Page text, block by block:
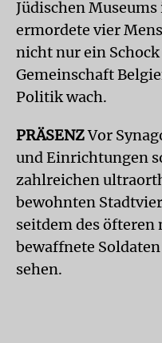
Jüdischen
ermordete vier
nicht nur ein
Gemeinschaft
Politik wach.
PRÄSENZVor
und Einrichtungen
zahlreichen
bewohnten
seitdem des
bewaffnete
sehen.